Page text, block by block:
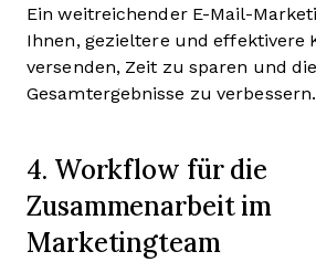
Ein weitreichender E-Mail-
Ihnen, gezieltere und effektivere
versenden, Zeit zu sparen und die
Gesamtergebnisse zu verbessern.
4. Workflow für die
Zusammenarbeit im
Marketingteam